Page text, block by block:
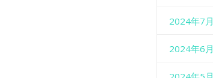
2024年7月
2024年6月